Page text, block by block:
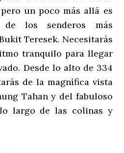
un poco más allá es
los senderos más
Teresek. Necesitarás
tranquilo para llegar
Desde lo alto de 334
de la magnífica vista
Tahan y del fabuloso
largo de las colinas y